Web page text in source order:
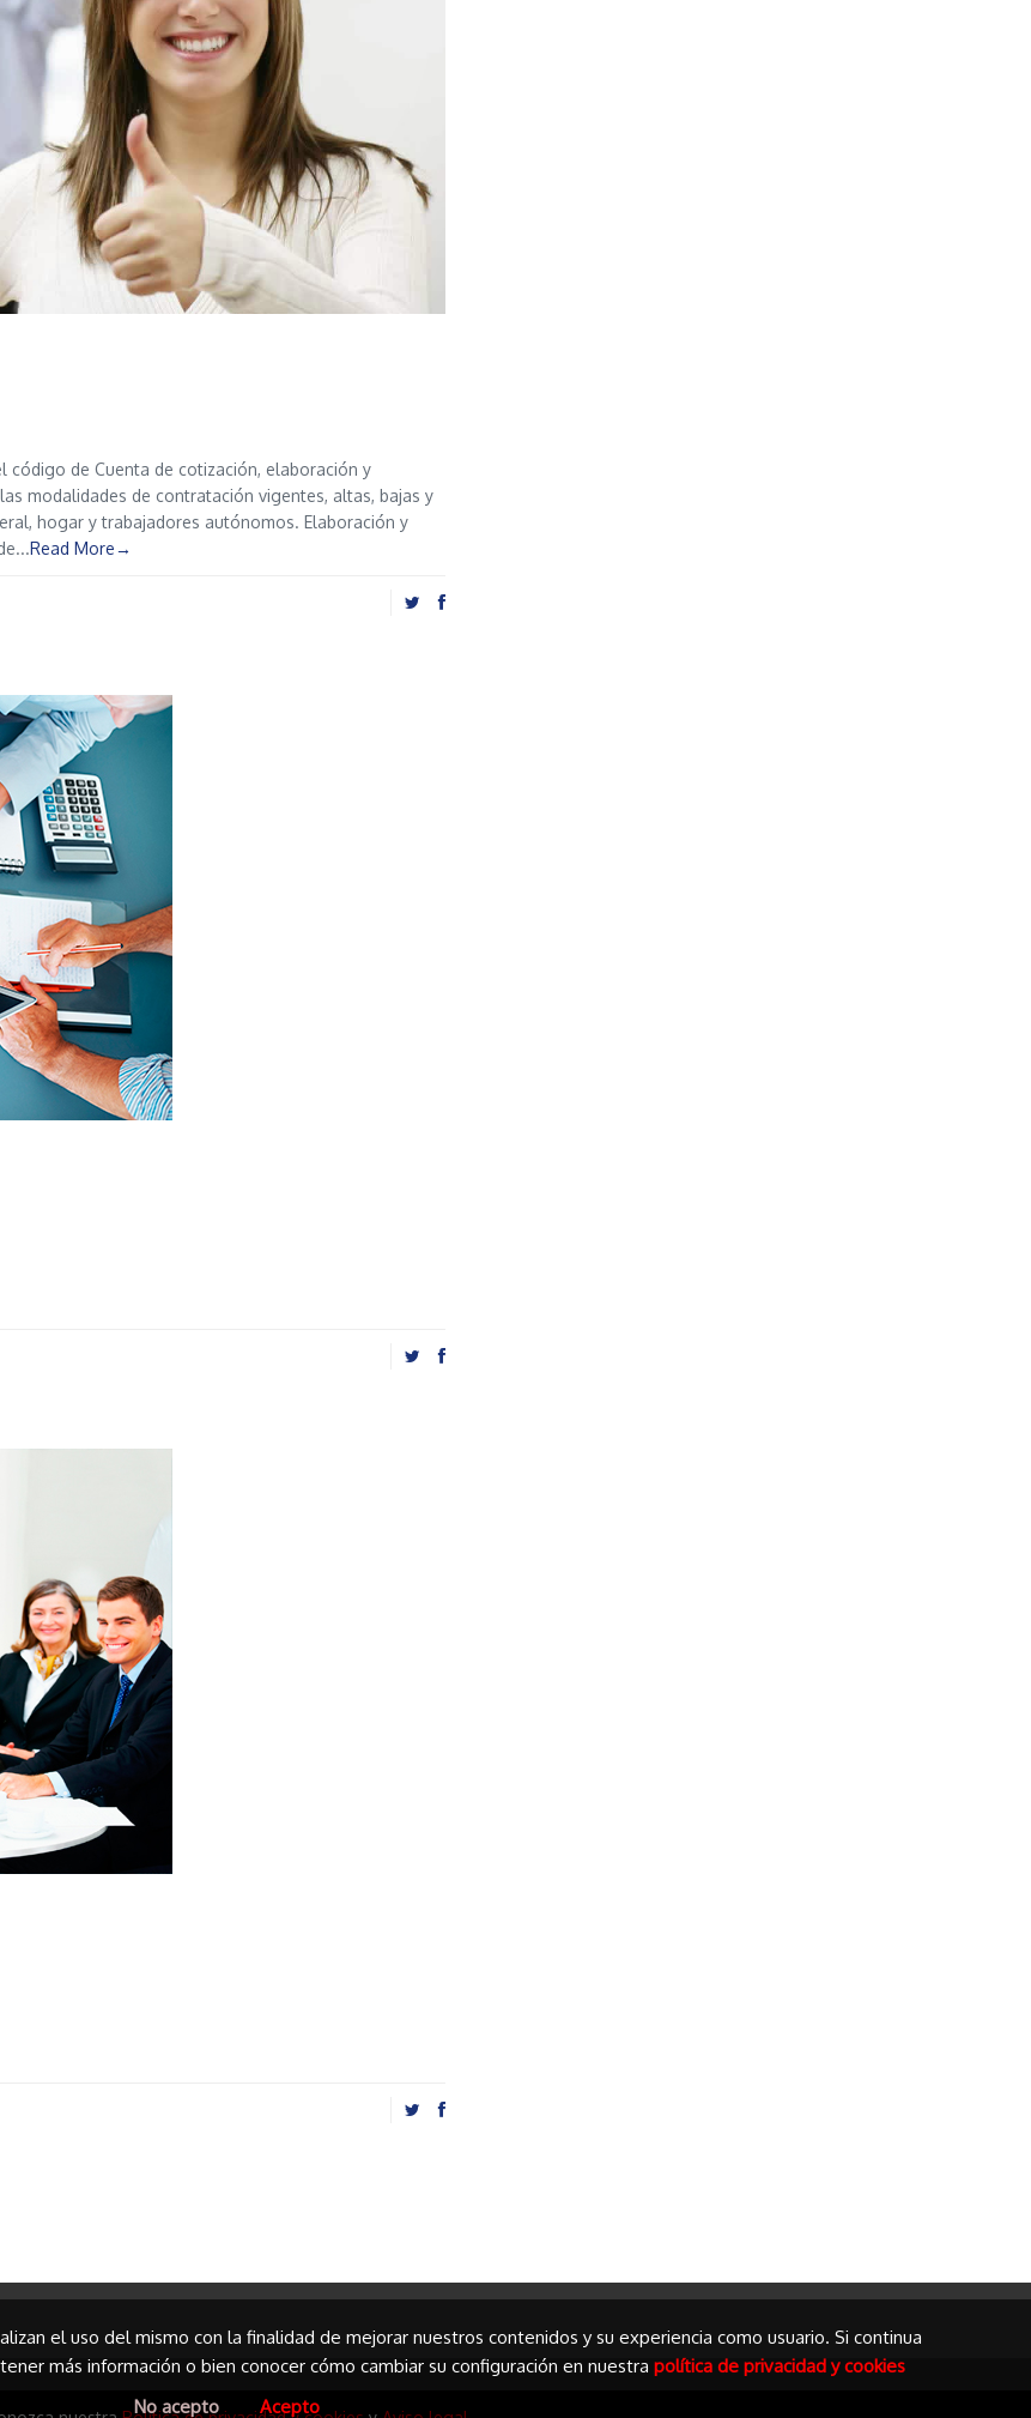
el uso del mismo con la finalidad de mejorar nuestros contenidos y su experiencia como usuario. Si continua
más información o bien conocer cómo cambiar su configuración en nuestra política de privacidad y cookies
No acepto
Acepto
de Cuenta de cotización, elaboración y
modalidades de contratación vigentes, altas, bajas y
hogar y trabajadores autónomos. Elaboración y
Read More→